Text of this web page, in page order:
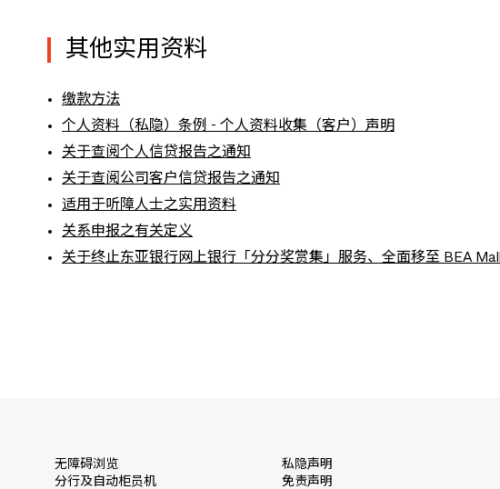
其他实用资料
缴款方法
个人资料（私隐）条例 - 个人资料收集（客户）声明
关于查阅个人信贷报告之通知
关于查阅公司客户信贷报告之通知
适用于听障人士之实用资料
关系申报之有关定义
关于终止东亚银行网上银行「分分奖赏集」服务、全面移至 BEA
无障碍浏览
分行及自动柜员机
私隐声明
免责声明